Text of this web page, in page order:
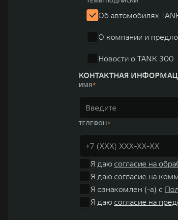
систему исследований и разработок,
Об автомобилях
О компании и
Новости о TANK 300
КОНТАКТНАЯ
ИМЯ
ТЕЛЕФОН
Я даю согласие на
Я даю согласие на
Я ознакомлен (-а) с
Я даю согласие на